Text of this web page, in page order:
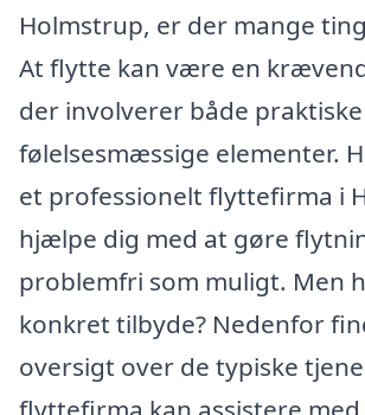
Holmstrup, er der mange
At flytte kan være en
der involverer både
følelsesmæssige elementer.
et professionelt flyttefirma i
hjælpe dig med at gøre
problemfri som muligt. Men
konkret tilbyde? Nedenfor
oversigt over de typiske